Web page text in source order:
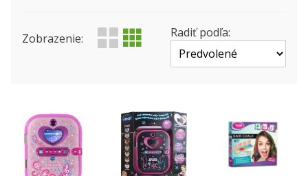
Zobrazenie: Radiť podľa: